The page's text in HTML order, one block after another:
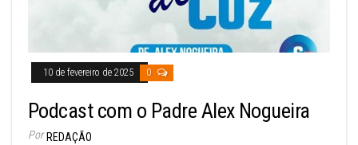
10 de fevereiro de 2025 0
Podcast com o Padre Alex Nogueira
Por REDAÇÃO